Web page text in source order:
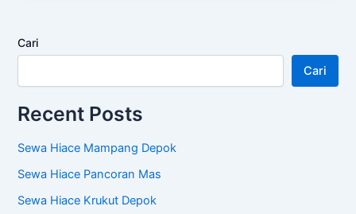
Cari
Cari
Recent Posts
Sewa Hiace Mampang Depok
Sewa Hiace Pancoran Mas
Sewa Hiace Krukut Depok